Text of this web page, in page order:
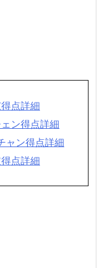
点詳細
ン得点詳細
ャン得点詳細
点詳細